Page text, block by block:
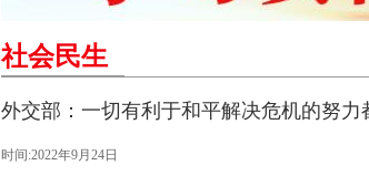
社会民生
外交部：一切有利于和平解决危机的努力
时间:2022年9月24日